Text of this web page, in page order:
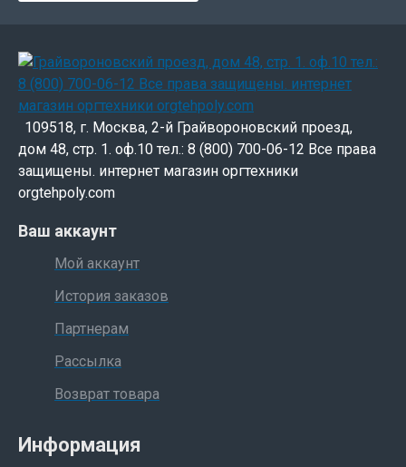
109518, г. Москва, 2-й Грайвороновский проезд,
дом 48, стр. 1. оф.10 тел.: 8 (800) 700-06-12 Все права
защищены. интернет магазин оргтехники
orgtehpoly.com
Ваш аккаунт
Мой аккаунт
История заказов
Партнерам
Рассылка
Возврат товара
Информация